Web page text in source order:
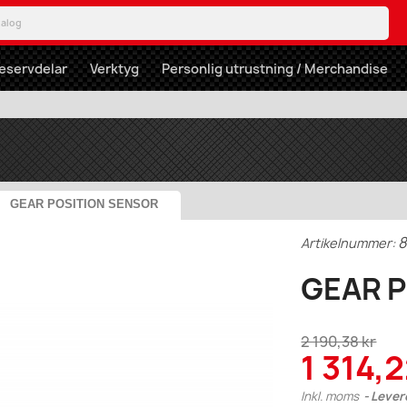
Verktyg Personlig utrustning / Merchandise
GEAR POSITION SENSOR
Artikelnummer:
GEAR
2 190,38 kr
1
Inkl. moms